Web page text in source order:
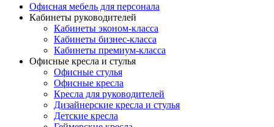
Офисная мебель для персонала
Кабинеты руководителей
Кабинеты эконом-класса
Кабинеты бизнес-класса
Кабинеты премиум-класса
Офисные кресла и стулья
Офисные стулья
Офисные кресла
Кресла для руководителей
Дизайнерские кресла и стулья
Детские кресла